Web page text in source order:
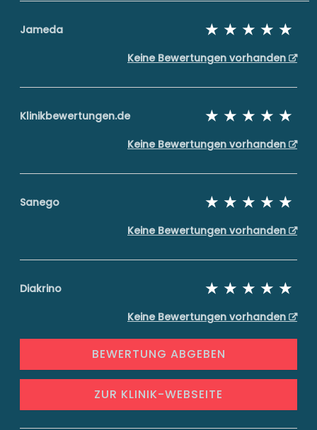
Jameda
Keine Bewertungen vorhanden
Klinikbewertungen.de
Keine Bewertungen vorhanden
Sanego
Keine Bewertungen vorhanden
Diakrino
Keine Bewertungen vorhanden
BEWERTUNG ABGEBEN
ZUR KLINIK-WEBSEITE